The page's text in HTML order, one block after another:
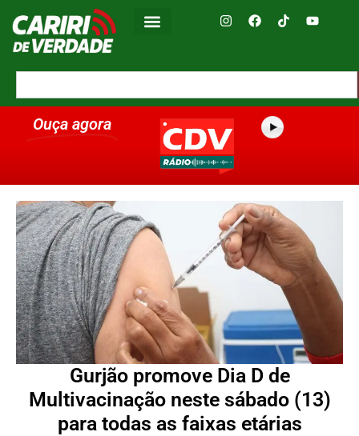
Ouça agora
Gurjão promove Dia D de
Multivacinação neste sábado (13)
para todas as faixas etárias